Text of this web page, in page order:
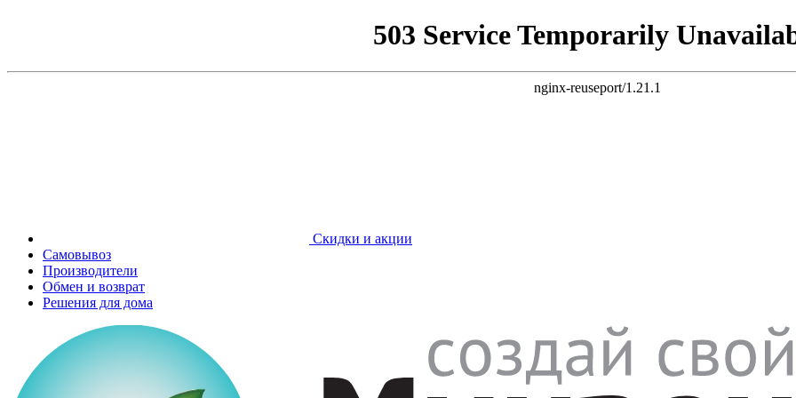
503 Service Temporarily
nginx-reuseport/1.21.1
Скидки и акции
Самовывоз
Производители
Обмен и возврат
Решения для дома